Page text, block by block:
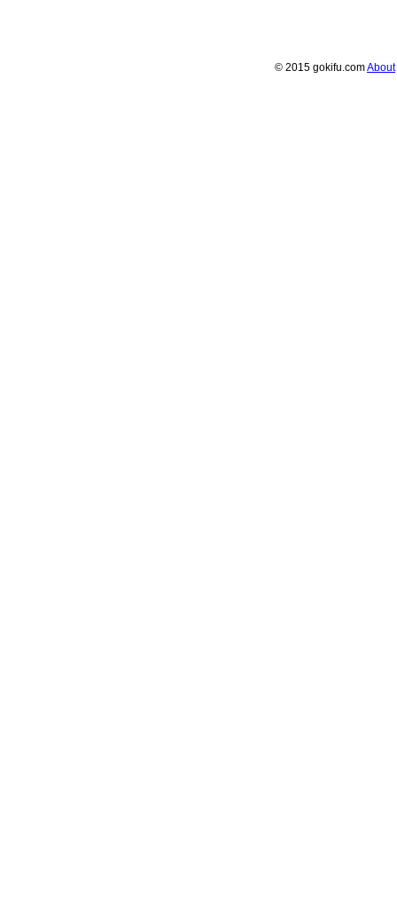
© 2015 gokifu.comAbout